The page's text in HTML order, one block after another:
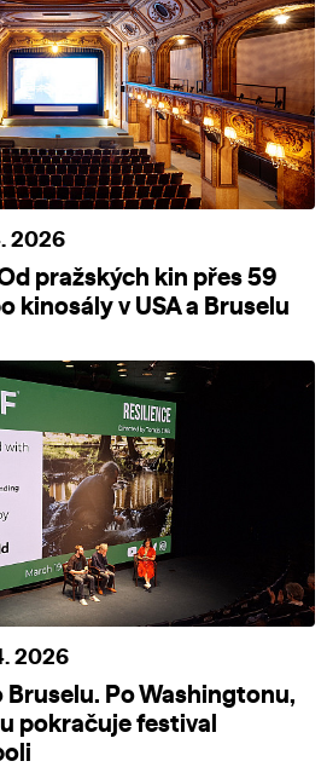
2026
pražských kin přes 59
kinosály v USA a Bruselu
2026
Po Washingtonu,
pokračuje festival